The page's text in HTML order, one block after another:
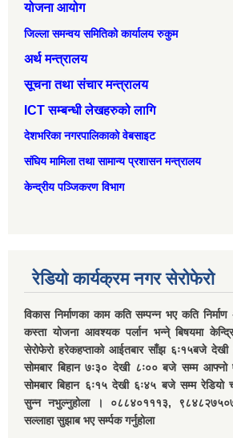
योजना आयोग
जिल्ला समन्वय समितिको कार्यालय रुकुम
अर्थ मन्त्रालय
सूचना तथा संचार मन्त्रालय
ICT सम्बन्धी लेखहरुको लागि
देशभरिका नगरपालिकाको वेबसाइट
संघिय मामिला तथा सामान्‍य प्रशासन मन्त्रालय
केन्द्रीय पञ्जिकरण विभाग
रेडियो कार्यक्रम नगर सेरोफेरो
विकास निर्माणका काम कति सम्पन्न भए कति
कस्ता योजना आवश्यक पर्लान भन्ने् बिषयमा
सेरोफेरो हरेकहप्ताको आईतबार साँझ ६ः१५बजे
सोमबार बिहान ७ः३० देखी ८ः०० बजे सम्म
सोमबार बिहान ६ः१५ देखी ६ः४५ बजे सम्म रेडियो
सुन्न नभुल्नुहोला । ०८८४०१११३,
सल्लाहा सुझाब भए सर्म्पक गर्नुहोला